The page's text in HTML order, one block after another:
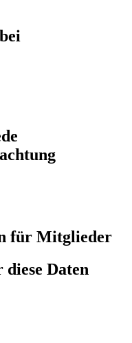
für Mitglieder
Daten